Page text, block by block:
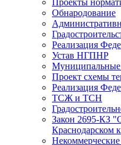
Проекты
Обнародование
Реализация
Устав НГПНР
Проект схемы
Реализация
ТСЖ и ТСН
Закон 2695-КЗ
Краснодарском